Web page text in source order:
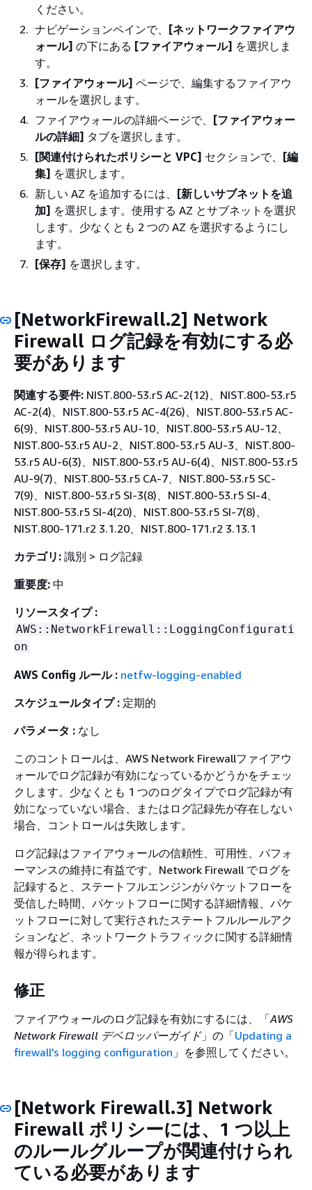
ください。
ナビゲーションペインで、 [ネットワークファイアウ
ォール] の下にある [ファイアウォール] を選択しま
す。
[ファイアウォール] ページで、編集するファイアウ
ォールを選択します。
ファイアウォールの詳細ページで、 [ファイアウォー
ルの詳細] タブを選択します。
[関連付けられたポリシーと VPC] セクションで、 [編
集] を選択します。
新しい AZ を追加するには、 [新しいサブネットを追
加] を選択します。使用する AZ とサブネットを選択
します。少なくとも 2 つの AZ を選択するようにし
ます。
[保存] を選択します。
[NetworkFirewall.2] Network
Firewall ログ記録を有効にする必
要があります
関連する要件: NIST.800-53.r5 AC-2(12)、NIST.800-53.r5
AC-2(4)、NIST.800-53.r5 AC-4(26)、NIST.800-53.r5 AC-
6(9)、NIST.800-53.r5 AU-10、NIST.800-53.r5 AU-12、
NIST.800-53.r5 AU-2、NIST.800-53.r5 AU-3、NIST.800-
53.r5 AU-6(3)、NIST.800-53.r5 AU-6(4)、NIST.800-53.r5
AU-9(7)、NIST.800-53.r5 CA-7、NIST.800-53.r5 SC-
7(9)、NIST.800-53.r5 SI-3(8)、NIST.800-53.r5 SI-4、
NIST.800-53.r5 SI-4(20)、NIST.800-53.r5 SI-7(8)、
NIST.800-171.r2 3.1.20、NIST.800-171.r2 3.13.1
カテゴリ: 識別 > ログ記録
重要度: 中
リソースタイプ :
AWS::NetworkFirewall::LoggingConfigurati
on
AWS Config ルール : netfw-logging-enabled
スケジュールタイプ : 定期的
パラメータ : なし
このコントロールは、AWS Network Firewallファイアウ
ォールでログ記録が有効になっているかどうかをチェッ
クします。少なくとも 1 つのログタイプでログ記録が有
効になっていない場合、またはログ記録先が存在しない
場合、コントロールは失敗します。
ログ記録はファイアウォールの信頼性、可用性、パフォ
ーマンスの維持に有益です。Network Firewall でログを
記録すると、ステートフルエンジンがパケットフローを
受信した時間、パケットフローに関する詳細情報、パケ
ットフローに対して実行されたステートフルルールアク
ションなど、ネットワークトラフィックに関する詳細情
報が得られます。
修正
ファイアウォールのログ記録を有効にするには、「AWS
Network Firewall デベロッパーガイド」の「Updating a
firewall's logging configuration 」を参照してください。
[Network Firewall.3] Network
Firewall ポリシーには、1 つ以上
のルールグループが関連付けられ
ている必要があります